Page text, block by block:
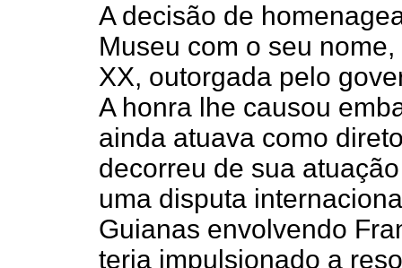
A decisão de
Museu com o seu
XX, outorgada pelo
A honra lhe causou
ainda atuava como
decorreu de sua
uma disputa
Guianas envolvendo
teria impulsionado a